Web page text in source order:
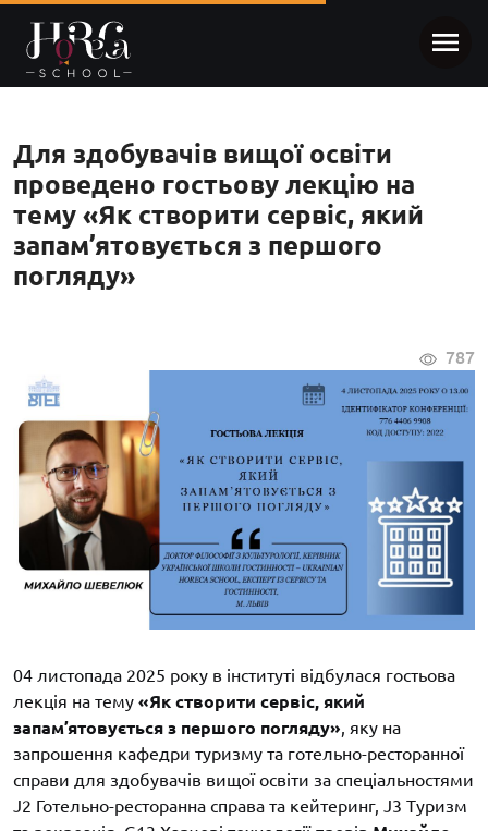
Для здобувачів вищої освіти
проведено гостьову лекцію на
тему «Як створити сервіс, який
запам’ятовується з першого
погляду»
787
04 листопада 2025 року в інституті відбулася гостьова
лекція на тему «Як створити сервіс, який
запам’ятовується з першого погляду», яку на
запрошення кафедри туризму та готельно-ресторанної
справи для здобувачів вищої освіти за спеціальностями
J2 Готельно-ресторанна справа та кейтеринг, J3 Туризм